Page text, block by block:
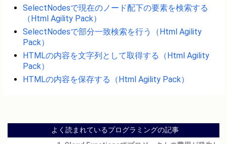
SelectNodesで現在のノード配下の要素を検索する
（Html Agility Pack）
SelectNodesで部分一致検索を行う（Html Agility
Pack）
HTMLの内容を文字列として取得する（Html Agility
Pack）
HTMLの内容を保存する（Html Agility Pack）
よく読まれているプログラミングの記事